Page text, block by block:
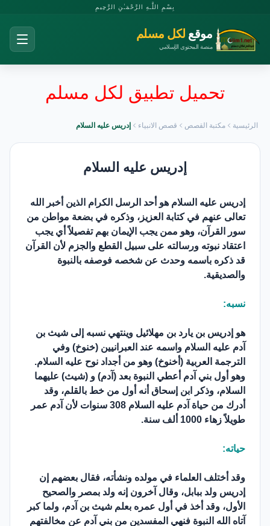
بِسْمِ اللَّـهِ الرَّحْمَـٰنِ الرَّحِيمِ
موقع لكل مسلم
منصة المحتوى الإسلامي
تحميل تطبيق لكل مسلم
الرئيسية مكتبة القصص قصص الانبياء إدريس عليه السلام
إدريس عليه السلام
إدريس عليه السلام هو أحد الرسل الكرام الذين أخبر الله
تعالى عنهم في كتابة العزيز، وذكره في بضعة مواطن من
سور القرآن، وهو ممن يجب الإيمان بهم تفصيلاً أي يجب
اعتقاد نبوته ورسالته على سبيل القطع والجزم لأن القرآن
قد ذكره باسمه وحدث عن شخصه فوصفه بالنبوة
والصديقية.
نسبه:
هو إدريس بن يارد بن مهلائيل وينتهي نسبه إلى شيث بن
آدم عليه السلام واسمه عند العبرانيين (خنوخ) وفي
الترجمة العربية (أخنوخ) وهو من أجداد نوح عليه السلام.
وهو أول بني آدم أعطي النبوة بعد (آدم) و (شيث) عليهما
السلام، وذكر ابن إسحاق أنه أول من خط بالقلم، وقد
أدرك من حياة آدم عليه السلام 308 سنوات لأن آدم عمر
طويلاً زهاء 1000 ألف سنة.
حياته:
وقد أختلف العلماء في مولده ونشأته، فقال بعضهم إن
إدريس ولد ببابل، وقال آخرون إنه ولد بمصر والصحيح
الأول، وقد أخذ في أول عمره بعلم شيث بن آدم، ولما كبر
آتاه الله النبوة فنهي المفسدين من بني آدم عن مخالفتهم